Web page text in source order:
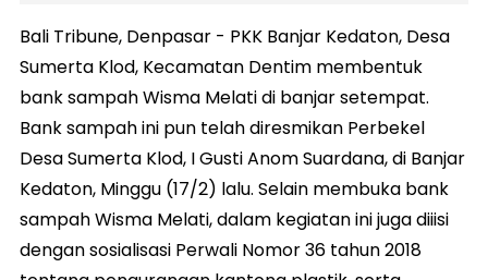
Bali Tribune, Denpasar - PKK Banjar Kedaton, Desa
Sumerta Klod, Kecamatan Dentim membentuk
bank sampah Wisma Melati di banjar setempat.
Bank sampah ini pun telah diresmikan Perbekel
Desa Sumerta Klod, I Gusti Anom Suardana, di Banjar
Kedaton, Minggu (17/2) lalu. Selain membuka bank
sampah Wisma Melati, dalam kegiatan ini juga diiisi
dengan sosialisasi Perwali Nomor 36 tahun 2018